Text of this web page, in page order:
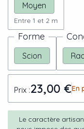
Moyen
Entre 1 et 2 m
Forme
Scion
Prix :23,00 €En
Le caractère